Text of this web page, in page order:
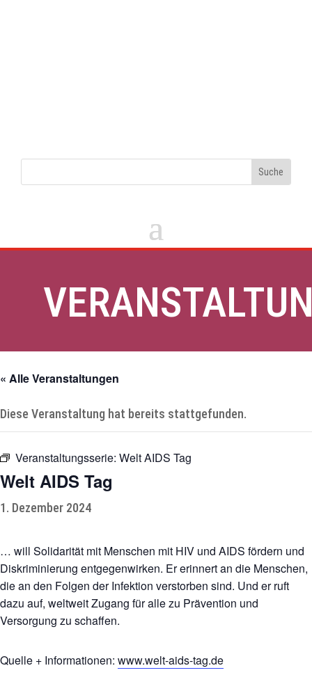
« Alle Veranstaltungen
Diese Veranstaltung hat bereits stattgefunden.
Veranstaltungsserie: Welt AIDS Tag
Welt AIDS Tag
1. Dezember 2024
… will Solidarität mit Menschen mit HIV und AIDS fördern und
Diskriminierung entgegenwirken. Er erinnert an die Menschen,
die an den Folgen der Infektion verstorben sind. Und er ruft
dazu auf, weltweit Zugang für alle zu Prävention und
Versorgung zu schaffen.
Quelle + Informationen: www.welt-aids-tag.de